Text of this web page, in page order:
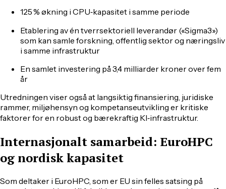
125 % økning i CPU‑kapasitet i samme periode
Etablering av én tverrsektoriell leverandør («Sigma3»)
som kan samle forskning, offentlig sektor og næringsliv
i samme infrastruktur
En samlet investering på 3,4 milliarder kroner over fem
år
Utredningen viser også at langsiktig finansiering, juridiske
rammer, miljøhensyn og kompetanseutvikling er kritiske
faktorer for en robust og bærekraftig KI‑infrastruktur.
Internasjonalt samarbeid: EuroHPC
og nordisk kapasitet
Som deltaker i EuroHPC, som er EU sin felles satsing på